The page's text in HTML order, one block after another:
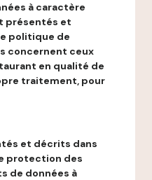
à caractère
présentés et
politique de
concernent ceux
en qualité de
traitement, pour
et décrits dans
protection des
de données à